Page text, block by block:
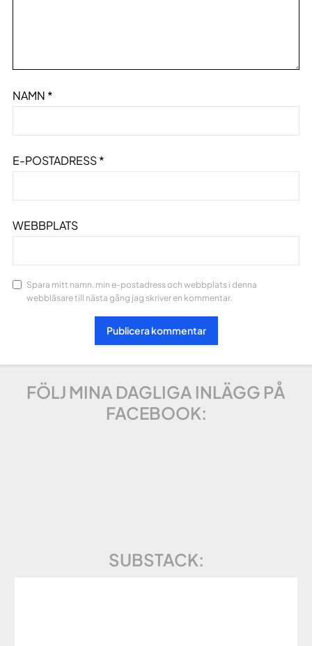
NAMN *
E-POSTADRESS*
WEBBPLATS
Spara mitt namn, min e-postadress och webbplats i denna
webbläsare till nästa gång jag skriver en kommentar.
FÖLJ MINA DAGLIGA INLÄGG PÅ
FACEBOOK:
SUBSTACK: